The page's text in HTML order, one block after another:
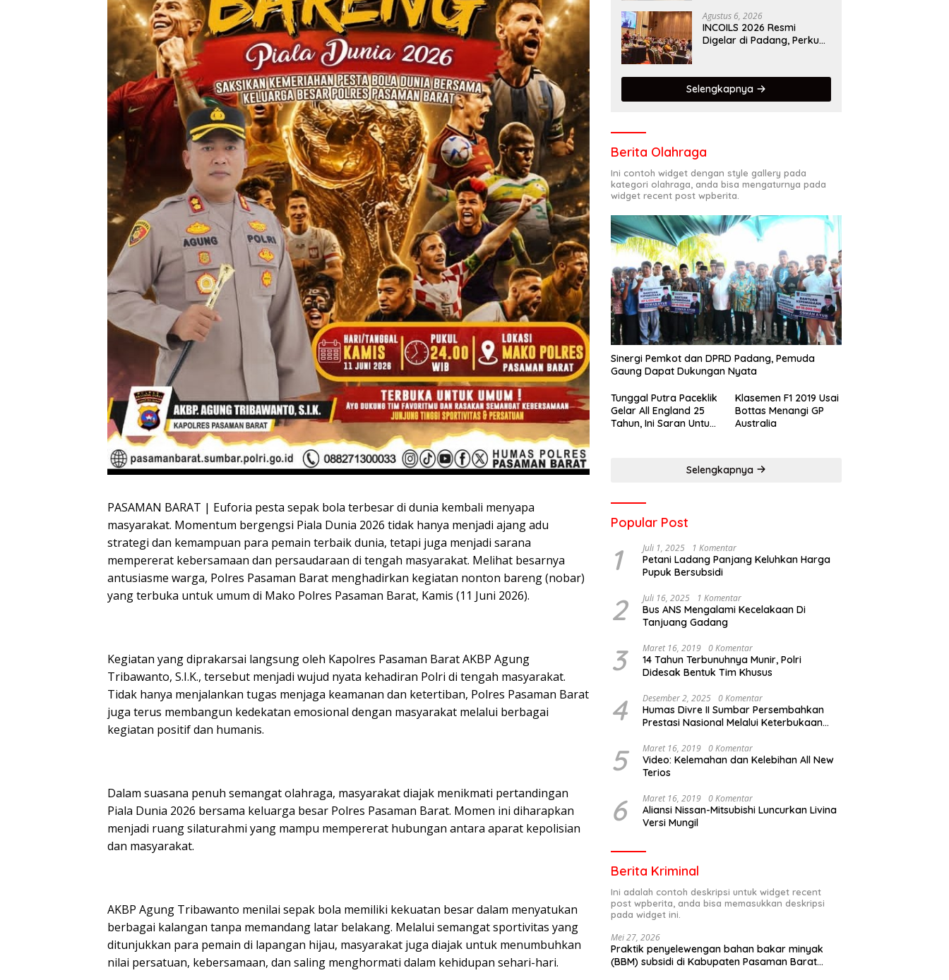
PASAMAN BARAT | Euforia pesta sepak bola terbesar di dunia kembali menyapa
masyarakat. Momentum bergengsi Piala Dunia 2026 tidak hanya menjadi ajang adu
strategi dan kemampuan para pemain terbaik dunia, tetapi juga menjadi sarana
mempererat kebersamaan dan persaudaraan di tengah masyarakat. Melihat besarnya
antusiasme warga, Polres Pasaman Barat menghadirkan kegiatan nonton bareng (nobar)
yang terbuka untuk umum di Mako Polres Pasaman Barat, Kamis (11 Juni 2026).
Kegiatan yang diprakarsai langsung oleh Kapolres Pasaman Barat AKBP Agung
Tribawanto, S.I.K., tersebut menjadi wujud nyata kehadiran Polri di tengah masyarakat.
Tidak hanya menjalankan tugas menjaga keamanan dan ketertiban, Polres Pasaman Barat
juga terus membangun kedekatan emosional dengan masyarakat melalui berbagai
kegiatan positif dan humanis.
Dalam suasana penuh semangat olahraga, masyarakat diajak menikmati pertandingan
Piala Dunia 2026 bersama keluarga besar Polres Pasaman Barat. Momen ini diharapkan
menjadi ruang silaturahmi yang mampu mempererat hubungan antara aparat kepolisian
dan masyarakat.
AKBP Agung Tribawanto menilai sepak bola memiliki kekuatan besar dalam menyatukan
berbagai kalangan tanpa memandang latar belakang. Melalui semangat sportivitas yang
ditunjukkan para pemain di lapangan hijau, masyarakat juga diajak untuk menumbuhkan
nilai persatuan, kebersamaan, dan saling menghormati dalam kehidupan sehari-hari.
Agustus 6, 2026
INCOILS 2026 Resmi
Digelar di Padang, Perkuat
Selengkapnya
Berita Olahraga
Ini contoh widget dengan style gallery pada
kategori olahraga, anda bisa mengaturnya pada
widget recent post wpberita.
Sinergi Pemkot dan DPRD Padang, Pemuda
Gaung Dapat Dukungan Nyata
Tunggal Putra Paceklik
Gelar All England 25
Tahun, Ini Saran Untuk
Klasemen F1 2019 Usai
Bottas Menangi GP
Australia
Selengkapnya
Popular Post
1 Juli 1, 2025 1 Komentar
Petani Ladang Panjang Keluhkan Harga
Pupuk Bersubsidi
2 Juli 16, 2025 1 Komentar
Bus ANS Mengalami Kecelakaan Di
Tanjuang Gadang
3 Maret 16, 2019 0 Komentar
14 Tahun Terbunuhnya Munir, Polri
Didesak Bentuk Tim Khusus
4 Desember 2, 2025 0 Komentar
Humas Divre II Sumbar Persembahkan
Prestasi Nasional Melalui Keterbukaan
5 Maret 16, 2019 0 Komentar
Video: Kelemahan dan Kelebihan All New
Terios
6 Maret 16, 2019 0 Komentar
Aliansi Nissan-Mitsubishi Luncurkan Livina
Versi Mungil
Berita Kriminal
Ini adalah contoh deskripsi untuk widget recent
post wpberita, anda bisa memasukkan deskripsi
pada widget ini.
Mei 27, 2026
Praktik penyelewengan bahan bakar minyak
(BBM) subsidi di Kabupaten Pasaman Barat